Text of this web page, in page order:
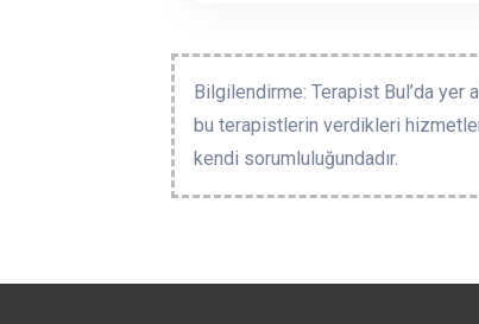
Bilgilendirme: Terapist Bul’da yer
bu terapistlerin verdikleri
kendi sorumluluğundadır.